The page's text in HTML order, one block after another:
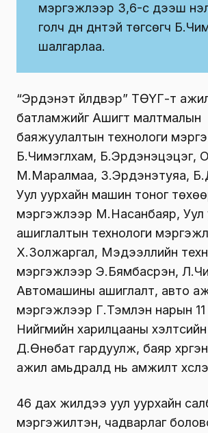
мэргэжлээр 3,6-с дээш
голч дүн дүнтэй төгсөгч
шалгарлаа.
“Эрдэнэт үйлдвэр” ТӨҮГ-т
батламжийг Ашигт малтмалын
баяжуулалтын технологи
Б.Чимэглхам, Б.Эрдэнэцэцэг,
М.Маралмаа, З.Эрдэнэтуяа,
Уул уурхайн машин тоног
мэргэжлээр М.Насанбаяр, Уул
ашиглалтын технологи
Х.Золжаргал, Мэдээллийн
мэргэжлээр Э.Бямбасүрэн,
Автомашины ашиглалт, авто
мэргэжлээр Г.Тэмүүлэн нарын
Нийгмийн харилцааны
Д.Өнөбат гардуулж, баяр
ажил амьдралд нь амжилт
46 дах жилдээ уул уурхайн
мэргэжилтэн, чадварлаг